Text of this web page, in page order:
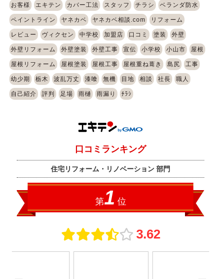
お客様 エキテン カバー工法 スタッフ チラシ ベランダ防水
ペイントライン ヤネカベ ヤネカベ相談.com リフォーム
レビュー ヴィクセン 中学校 加盟店 口コミ 塗装 外壁
外壁リフォーム 外壁塗装 外壁工事 宣伝 小学校 小山市 屋根
屋根リフォーム 屋根塗装 屋根工事 屋根重ね葺き 島尻 工事
幼少期 栃木 波乱万丈 漆喰 無機 目地 相談 社長 職人
自己紹介 評判 足場 雨樋 雨漏り ﾁﾗｼ